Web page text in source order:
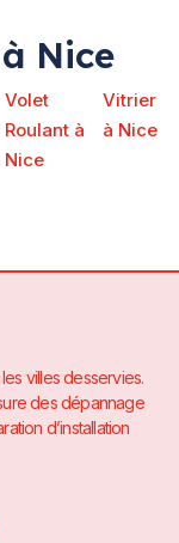
Nice
Volet
Roulant à
Nice
Vitrier
à Nice
villes desservies.
des dépannage
d’installation